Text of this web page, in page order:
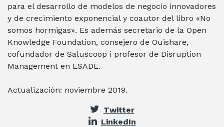
para el desarrollo de modelos de negocio innovadores
y de crecimiento exponencial y coautor del libro «No
somos hormigas». Es además secretario de la Open
Knowledge Foundation, consejero de Ouishare,
cofundador de Saluscoop i profesor de Disruption
Management en ESADE.
Actualización: noviembre 2019.
Twitter
LinkedIn